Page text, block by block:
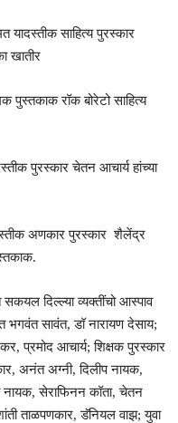
यादस्तीक साहित्य पुरस्कार
खातीर
पुस्तकाक रॉक बोरेटो साहित्य
पुरस्कार चेतन आचार्य हांच्या
अणकार पुरस्कार शैलेंद्र
सकयल दिल्ल्या व्यक्तींचो आस्पाव
सावंत, डॉ नारायण देसाय;
प्रमोद आचार्य; शिक्षक पुरस्कार
अनंत अग्नी, दिलीप नायक,
नायक, सेराफिनन कॉता, चेतन
ताळपणकार, डॅनियल वाझ; युवा